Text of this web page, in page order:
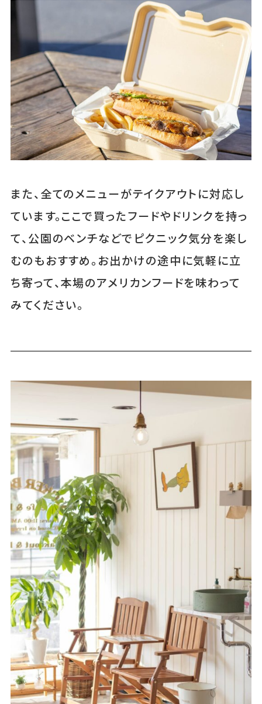
また、全てのメニューがテイクアウトに対応し
ています。ここで買ったフードやドリンクを持っ
て、公園のベンチなどでピクニック気分を楽し
むのもおすすめ。お出かけの途中に気軽に立
ち寄って、本場のアメリカンフードを味わって
みてください。